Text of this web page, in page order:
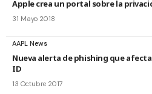
Apple crea un portal sobre la
31 Mayo 2018
AAPL News
Nueva alerta de phishing que
ID
13 Octubre 2017